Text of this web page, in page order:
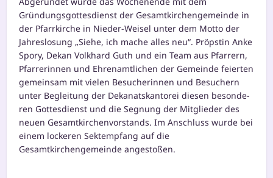
Gründungsgottesdienst der Gesamtkirchengemeinde in
der Pfarrkirche in Nieder-Weisel unter dem Motto der
Jahreslosung „Siehe, ich mache alles neu“. Pröpstin Anke
Spory, Dekan Volkhard Guth und ein Team aus Pfarrern,
Pfarrerinnen und Ehrenamtlichen der Gemeinde fei­er­ten
gemein­sam mit vie­len Besucherinnen und Besuchern
unter Begleitung der Dekanatskantorei die­sen beson­de­
ren Gottesdienst und die Segnung der Mitglieder des
neu­en Gesamtkirchenvorstands. Im Anschluss wur­de bei
einem locke­ren Sektempfang auf die
Gesamtkirchengemeinde angestoßen.